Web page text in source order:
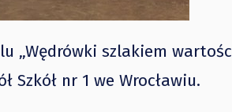
„Wędrówki szlakiem
Szkół nr 1 we Wrocławiu.